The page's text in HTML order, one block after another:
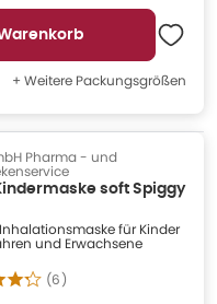
+ Weitere Packungsgrößen
Pharma - und
soft Spiggy
für Kinder
und Erwachsene
(6)